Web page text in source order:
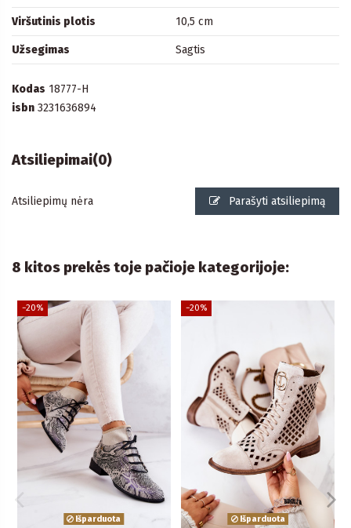
Viršutinis plotis 10,5 cm
Užsegimas Sagtis
Kodas 18777-H
isbn 3231636894
Atsiliepimai(0)
Atsiliepimų nėra Parašyti atsiliepimą
8 kitos prekės toje pačioje kategorijoje:
−20%
Išparduota
−20%
Išparduota